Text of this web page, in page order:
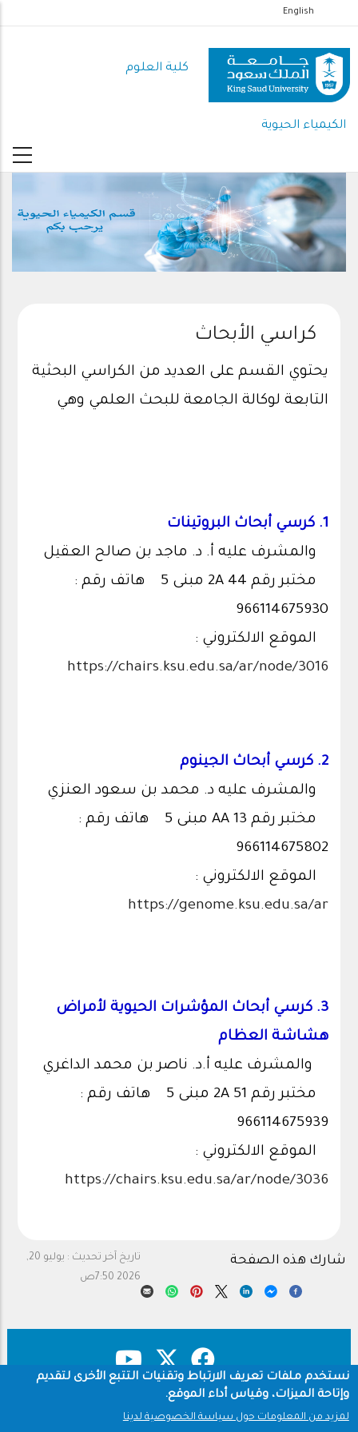
إلى
المحتوى
الرئيسي
English
كلية العلوم
الكيمياء الحيوية
كراسي الأبحاث
يحتوي القسم على العديد من الكراسي البحثية
التابعة لوكالة الجامعة للبحث العلمي وهي
1. كرسي أبحاث البروتينات
والمشرف عليه أ. د. ماجد بن صالح العقيل
مختبر رقم 2A 44 مبنى 5 هاتف رقم :
966114675930
الموقع الالكتروني :
https://chairs.ksu.edu.sa/ar/node/3016
2. كرسي أبحاث الجينوم
والمشرف عليه د. محمد بن سعود العنزي
مختبر رقم AA 13 مبنى 5 هاتف رقم :
966114675802
الموقع الالكتروني :
https://genome.ksu.edu.sa/ar
3. كرسي أبحاث المؤشرات الحيوية لأمراض
هشاشة العظام
والمشرف عليه أ.د. ناصر بن محمد الداغري
مختبر رقم 2A 51 مبنى 5 هاتف رقم :
966114675939
الموقع الالكتروني :
https://chairs.ksu.edu.sa/ar/node/3036
تاريخ آخر تحديث :
يوليو 20,
2026 7:50ص
شارك هذه الصفحة
Footer
نستخدم ملفات تعريف الارتباط وتقنيات التتبع الأخرى لتقديم
وإتاحة الميزات، وقياس أداء الموقع.
لمزيد من المعلومات حول سياسة الخصوصية لدينا